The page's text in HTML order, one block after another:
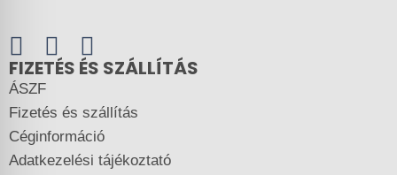
FIZETÉS ÉS SZÁLLÍTÁS
ÁSZF
Fizetés és szállítás
Céginformáció
Adatkezelési tájékoztató